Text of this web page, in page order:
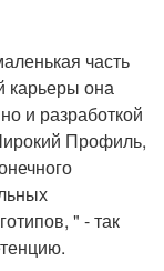
часть
карьеры она
и разработкой
Профиль,
" - так